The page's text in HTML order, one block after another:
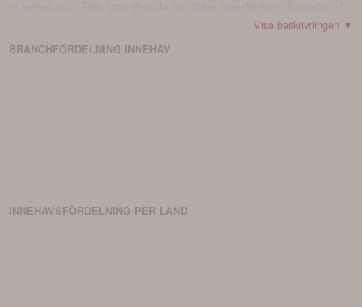
de enskilda företagens potential och inte deras vikt i olika index,
utveckling. Fonden har frihet att placera sina tillgångar i vilken
Visa beskrivningen ▼
BRANCHFÖRDELNING INNEHAV
INNEHAVSFÖRDELNING PER LAND